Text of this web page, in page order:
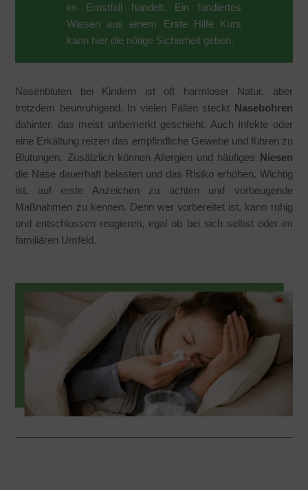
im Ernstfall handelt. Ein fundiertes
Wissen aus einem Erste Hilfe Kurs
kann hier die nötige Sicherheit geben.
Nasenbluten bei Kindern ist oft harmloser Natur, aber
trotzdem beunruhigend. In vielen Fällen steckt Nasebohren
dahinter, das meist unbemerkt geschieht. Auch Infekte oder
eine Erkältung reizen das empfindliche Gewebe und führen zu
Blutungen. Zusätzlich können Allergien und häufiges Niesen
die Nase dauerhaft belasten und das Risiko erhöhen. Wichtig
ist, auf erste Anzeichen zu achten und vorbeugende
Maßnahmen zu kennen. Denn wer vorbereitet ist, kann ruhig
und entschlossen reagieren, egal ob bei sich selbst oder im
familiären Umfeld.